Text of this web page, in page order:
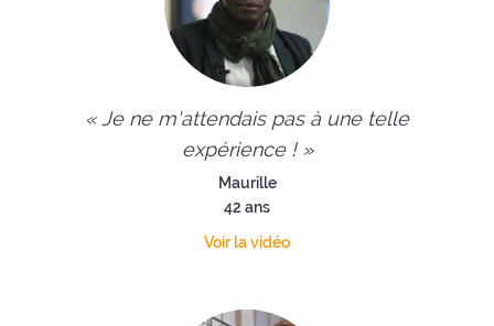
« Je ne m'attendais pas à une telle
expérience ! »
Maurille
42 ans
Voir la vidéo